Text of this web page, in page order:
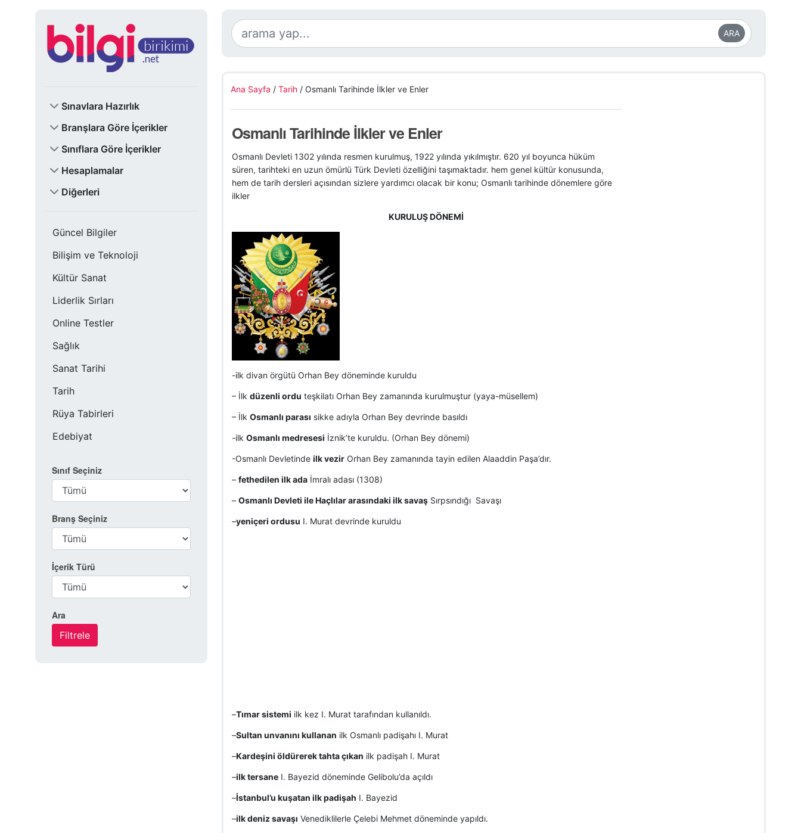
Sınavlara Hazırlık
Branşlara Göre İçerikler
Sınıflara Göre İçerikler
Hesaplamalar
Diğerleri
Güncel Bilgiler
Bilişim ve Teknoloji
Kültür Sanat
Liderlik Sırları
Online Testler
Sağlık
Sanat Tarihi
Tarih
Rüya Tabirleri
Edebiyat
Sınıf Seçiniz
Branş Seçiniz
İçerik Türü
Ara
ARA
Ana Sayfa / Tarih/ Osmanlı Tarihinde İlkler ve Enler
Osmanlı Tarihinde İlkler ve Enler
Osmanlı Devleti 1302 yılında resmen kurulmuş, 1922 yılında yıkılmıştır. 620 yıl boyunca hüküm
süren, tarihteki en uzun ömürlü Türk Devleti özelliğini taşımaktadır. hem genel kültür konusunda,
hem de tarih dersleri açısından sizlere yardımcı olacak bir konu; Osmanlı tarihinde dönemlere göre
ilkler
KURULUŞ DÖNEMİ
-ilk divan örgütü Orhan Bey döneminde kuruldu
– İlk düzenli ordu teşkilatı Orhan Bey zamanında kurulmuştur (yaya-müsellem)
– İlk Osmanlı parası sikke adıyla Orhan Bey devrinde basıldı
-ilk Osmanlı medresesi İznik’te kuruldu. (Orhan Bey dönemi)
-Osmanlı Devletinde ilk vezirOrhan Bey zamanında tayin edilen Alaaddin Paşa’dır.
– fethedilen ilk adaİmralı adası (1308)
– Osmanlı Devleti ile Haçlılar arasındaki ilk savaşSırpsındığı Savaşı
–yeniçeri ordusu I. Murat devrinde kuruldu
–Tımar sistemi ilk kez I. Murat tarafından kullanıldı.
–Sultan unvanını kullanan ilk Osmanlı padişahı I. Murat
–Kardeşini öldürerek tahta çıkan ilk padişah I. Murat
–ilk tersaneI. Bayezid döneminde Gelibolu’da açıldı
–İstanbul’u kuşatan ilk padişah I. Bayezid
–ilk deniz savaşı Venediklilerle Çelebi Mehmet döneminde yapıldı.